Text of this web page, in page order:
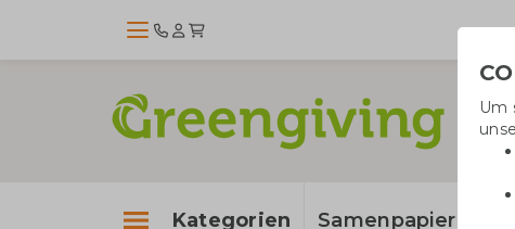
Kategorien Samenpapier
Um